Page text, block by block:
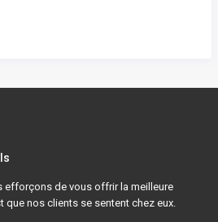
efforçons de vous offrir la meilleure
que nos clients se sentent chez eux.